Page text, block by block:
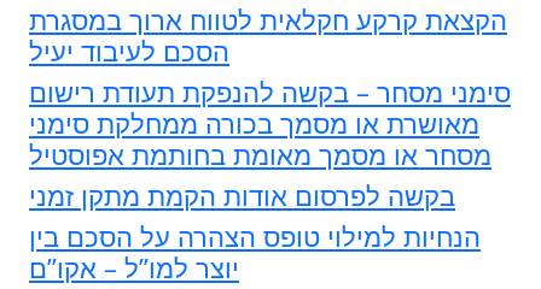
הקצאת קרקע חקלאית לטווח ארוך במסגרת
הסכם לעיבוד יעיל
סימני מסחר – בקשה להנפקת תעודת רישום
מאושרת או מסמך בכורה ממחלקת סימני
מסחר או מסמך מאומת בחותמת אפוסטיל
בקשה לפרסום אודות הקמת מתקן זמני
הנחיות למילוי טופס הצהרה על הסכם בין
יוצר למו”ל – אקו”ם